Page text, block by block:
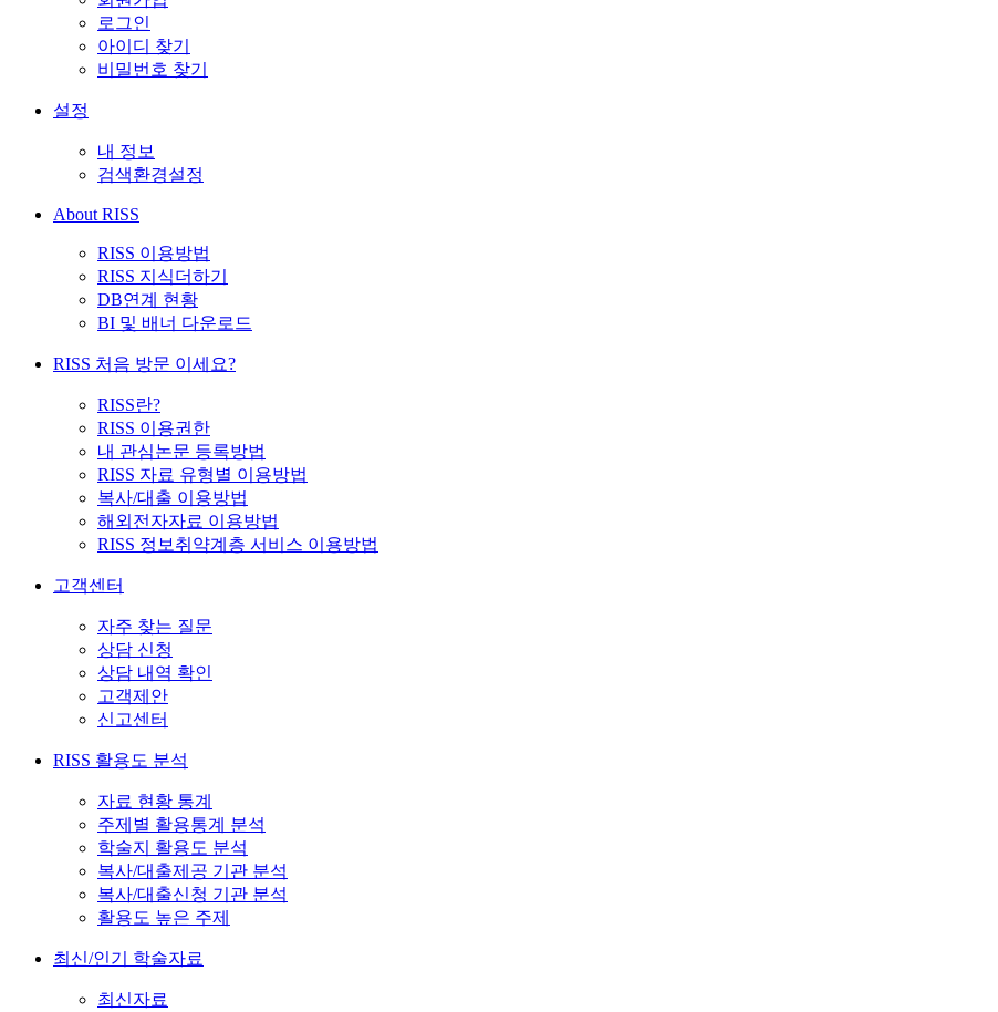
로그인
아이디 찾기
비밀번호 찾기
설정
내 정보
검색환경설정
About RISS
RISS 이용방법
RISS 지식더하기
DB연계 현황
BI 및 배너 다운로드
RISS 처음 방문 이세요?
RISS란?
RISS 이용권한
내 관심논문 등록방법
RISS 자료 유형별 이용방법
복사/대출 이용방법
해외전자자료 이용방법
RISS 정보취약계층 서비스 이용방법
고객센터
자주 찾는 질문
상담 신청
상담 내역 확인
고객제안
신고센터
RISS 활용도 분석
자료 현황 통계
주제별 활용통계 분석
학술지 활용도 분석
복사/대출제공 기관 분석
복사/대출신청 기관 분석
활용도 높은 주제
최신/인기 학술자료
최신자료